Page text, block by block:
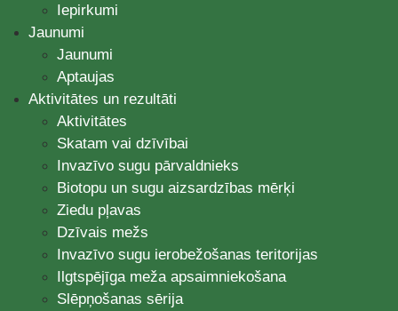
Iepirkumi
Jaunumi
Jaunumi
Aptaujas
Aktivitātes un rezultāti
Aktivitātes
Skatam vai dzīvībai
Invazīvo sugu pārvaldnieks
Biotopu un sugu aizsardzības mērķi
Ziedu pļavas
Dzīvais mežs
Invazīvo sugu ierobežošanas teritorijas
Ilgtspējīga meža apsaimniekošana
Slēpņošanas sērija